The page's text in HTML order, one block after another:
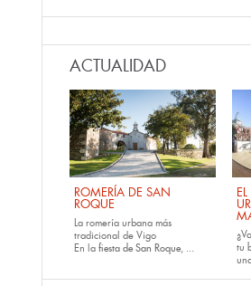
ACTUALIDAD
ROMERÍA DE SAN
ROQUE
La romería urbana más
tradicional de Vigo
En la fiesta de San Roque, ...
tu